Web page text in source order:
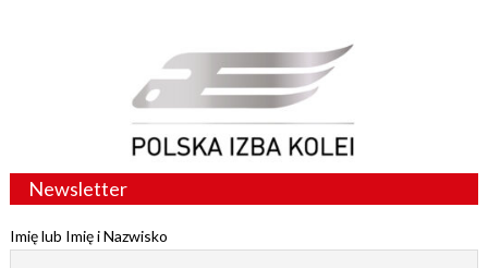
Newsletter
Imię lub Imię i Nazwisko